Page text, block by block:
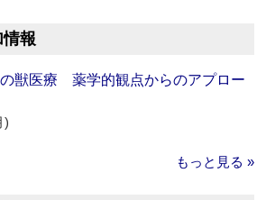
報
の獣医療 薬学的観点からのアプロー
)
もっと見る »